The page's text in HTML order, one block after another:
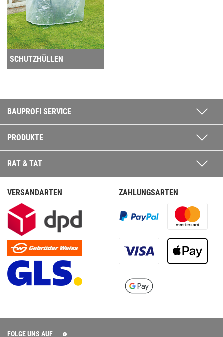
SCHUTZHÜLLEN
BAUPROFI SERVICE
PRODUKTE
RAT & TAT
VERSANDARTEN ZAHLUNGSARTEN
FOLGE UNS AUF